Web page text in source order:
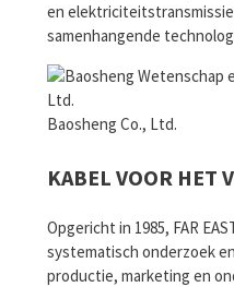
en
samenhangende
Baosheng Co., Ltd.
KABEL VOOR HET
Opgericht in 1985, FAR
systematisch onderzoek
productie, marketing en